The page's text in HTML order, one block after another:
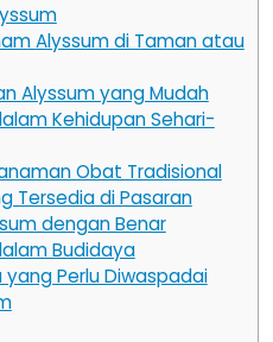
Alyssum di Taman atau
Alyssum yang Mudah
Kehidupan Sehari-
Obat Tradisional
Tersedia di Pasaran
dengan Benar
Budidaya
Perlu Diwaspadai